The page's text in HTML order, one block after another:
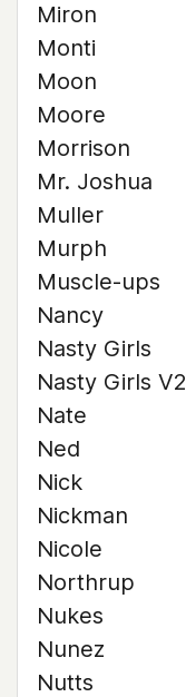
Miron
Monti
Moon
Moore
Morrison
Mr. Joshua
Muller
Murph
Muscle-ups
Nancy
Nasty Girls
Nasty Girls V2
Nate
Ned
Nick
Nickman
Nicole
Northrup
Nukes
Nunez
Nutts